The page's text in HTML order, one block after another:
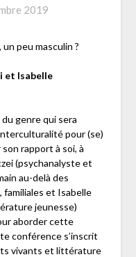
2019
peu masculin ?
et Isabelle
genre qui sera
pour (se)
rapport à soi, à
(psychanalyste et
au-delà des
et Isabelle
jeunesse)
aborder cette
conférence s’inscrit
vivants et littérature